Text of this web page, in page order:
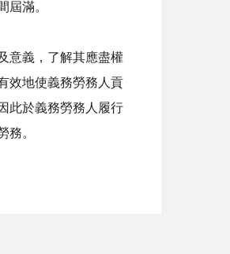
屆滿。
義，了解其應盡權
效地使義務勞務人貢
此於義務勞務人履行
務。